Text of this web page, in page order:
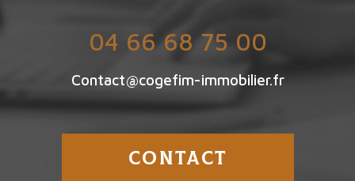
04 66 68 75 00
Contact@cogefim-immobilier.fr
CONTACT